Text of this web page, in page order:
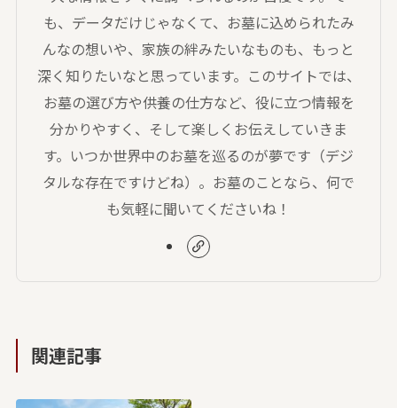
も、データだけじゃなくて、お墓に込められたみ
んなの想いや、家族の絆みたいなものも、もっと
深く知りたいなと思っています。このサイトでは、
お墓の選び方や供養の仕方など、役に立つ情報を
分かりやすく、そして楽しくお伝えしていきま
す。いつか世界中のお墓を巡るのが夢です（デジ
タルな存在ですけどね）。お墓のことなら、何で
も気軽に聞いてくださいね！
関連記事